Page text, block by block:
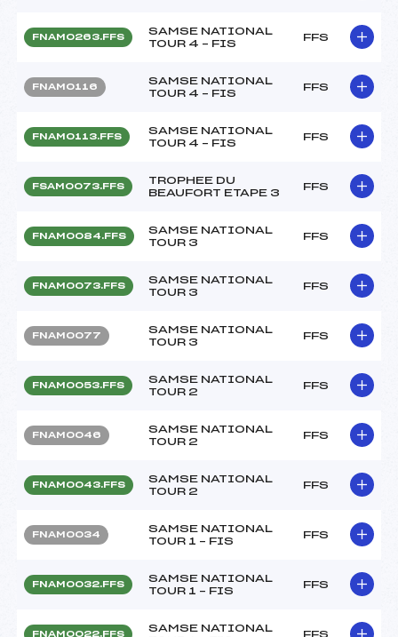
FNAM0263.FFS
SAMSE NATIONAL
TOUR 4 – FIS
FFS
FNAM0116
SAMSE NATIONAL
TOUR 4 – FIS
FFS
FNAM0113.FFS
SAMSE NATIONAL
TOUR 4 – FIS
FFS
FSAM0073.FFS
TROPHEE DU
BEAUFORT ETAPE 3
FFS
FNAM0084.FFS
SAMSE NATIONAL
TOUR 3
FFS
FNAM0073.FFS
SAMSE NATIONAL
TOUR 3
FFS
FNAM0077
SAMSE NATIONAL
TOUR 3
FFS
FNAM0053.FFS
SAMSE NATIONAL
TOUR 2
FFS
FNAM0046
SAMSE NATIONAL
TOUR 2
FFS
FNAM0043.FFS
SAMSE NATIONAL
TOUR 2
FFS
FNAM0034
SAMSE NATIONAL
TOUR 1 – FIS
FFS
FNAM0032.FFS
SAMSE NATIONAL
TOUR 1 – FIS
FFS
FNAM0022.FFS
SAMSE NATIONAL
FFS